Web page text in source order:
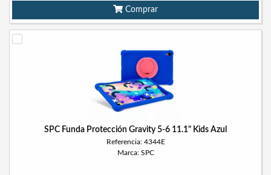
Comprar
SPC Funda Protección Gravity 5-6 11.1" Kids Azul
Referencia: 4344E
Marca: SPC